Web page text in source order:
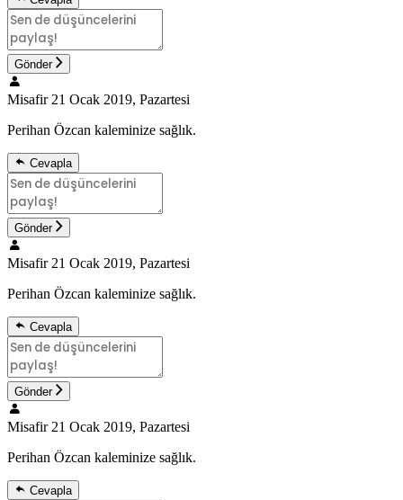
Gönder
Misafir 21 Ocak 2019, Pazartesi
Perihan Özcan kaleminize sağlık.
Cevapla
Gönder
Misafir 21 Ocak 2019, Pazartesi
Perihan Özcan kaleminize sağlık.
Cevapla
Gönder
Misafir 21 Ocak 2019, Pazartesi
Perihan Özcan kaleminize sağlık.
Cevapla